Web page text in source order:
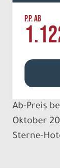
P.P. AB
Ab-Preis
Oktober
Sterne-